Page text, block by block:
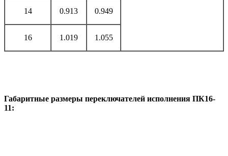
14 0.913 0.949
16 1.019 1.055
Габаритные размеры переключателей исполнения ПК16-
11: